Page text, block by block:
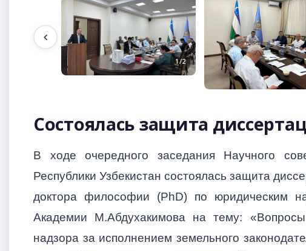
1/2
Состоялась защита
В ходе очередного заседания Научного
Республики Узбекистан состоялась защита
доктора философии (PhD) по юридическим
Академии М.Абдухакимова на тему: «Вопросы
надзора за исполнением земельного